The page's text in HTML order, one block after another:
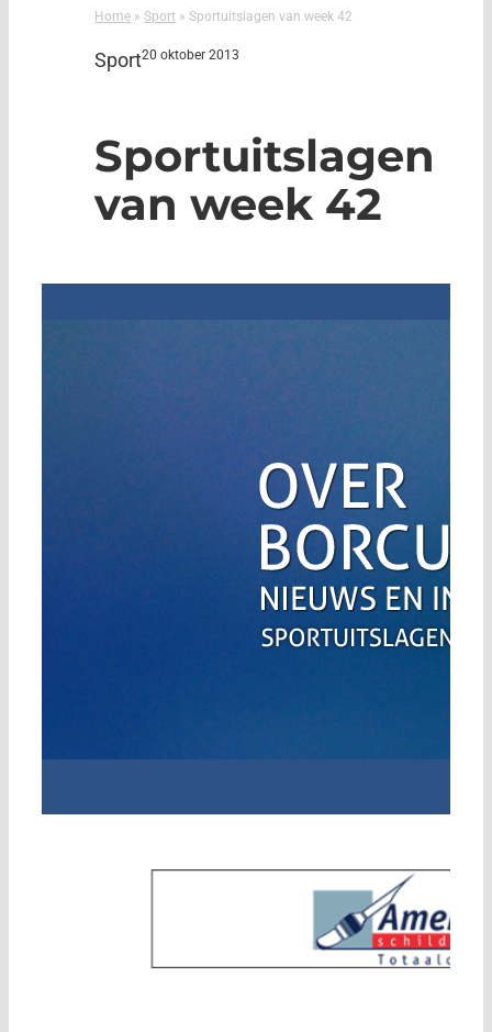
Home »Sport »Sportuitslagen van week 42
Sport20 oktober 2013
Sportuitslagen
van week 42